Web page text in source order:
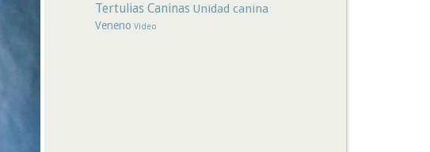
Tertulias Caninas Unidad canina
Veneno Video